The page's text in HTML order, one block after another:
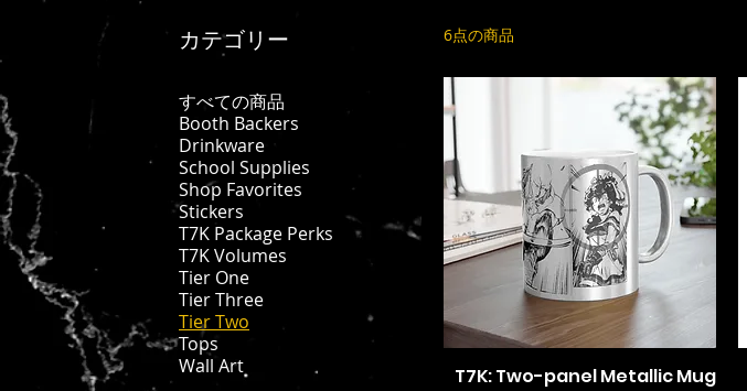
カテゴリー
すべての商品
Booth Backers
Drinkware
School Supplies
Shop Favorites
Stickers
T7K Package Perks
T7K Volumes
Tier One
Tier Three
Tier Two
Tops
Wall Art
6点の商品
T7K: Two-panel Metallic Mug